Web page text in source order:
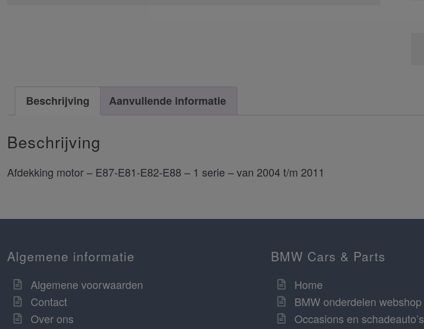
Beschrijving Aanvullende informatie
Beschrijving
Afdekking motor – E87-E81-E82-E88 – 1 serie – van 2004 t/m 2011
Algemene informatie
Algemene voorwaarden
Contact
Over ons
BMW Cars & Parts
Home
BMW onderdelen webshop
Occasions en schadeauto’s